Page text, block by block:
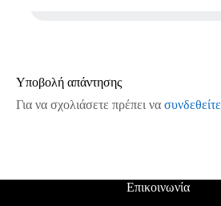
Υποβολή απάντησης
Για να σχολιάσετε πρέπει να συνδεθείτε
Επικοινωνία